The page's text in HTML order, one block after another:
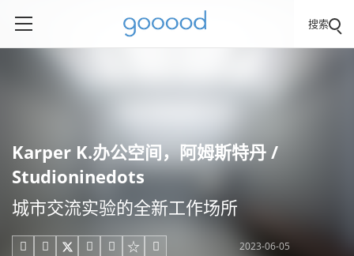
搜索
Karper K.办公空间，阿姆斯特丹 /
Studioninedots
城市交流实验的全新工作场所
     2023-06-05